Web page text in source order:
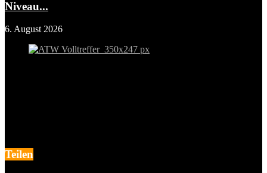
Niveau...
6. August 2026
Teilen